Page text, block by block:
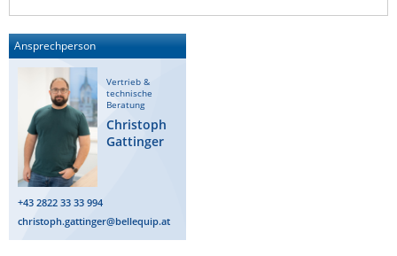
Ansprechperson
Vertrieb &
technische
Beratung
Christoph
Gattinger
+43 2822 33 33 994
christoph.gattinger@bellequip.at